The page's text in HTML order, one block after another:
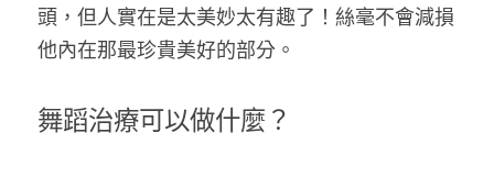
頭，但人實在是太美妙太有趣了！絲毫不會減損
他內在那最珍貴美好的部分。
舞蹈治療可以做什麼？